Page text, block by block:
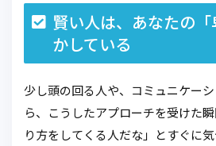
賢い人は、あなたの
かしている
少し頭の回る人や、コミュニケー
ら、こうしたアプローチを受けた
り方をしてくる人だな」とすぐに